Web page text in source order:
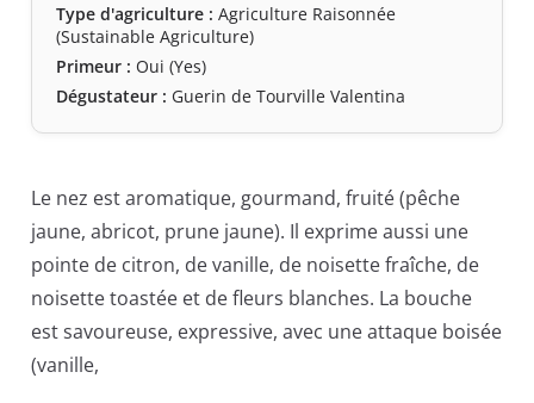
Type d'agriculture : Agriculture Raisonnée
(Sustainable Agriculture)
Primeur : Oui (Yes)
Dégustateur : Guerin de Tourville Valentina
Le nez est aromatique, gourmand, fruité (pêche
jaune, abricot, prune jaune). Il exprime aussi une
pointe de citron, de vanille, de noisette fraîche, de
noisette toastée et de fleurs blanches. La bouche
est savoureuse, expressive, avec une attaque boisée
(vanille,